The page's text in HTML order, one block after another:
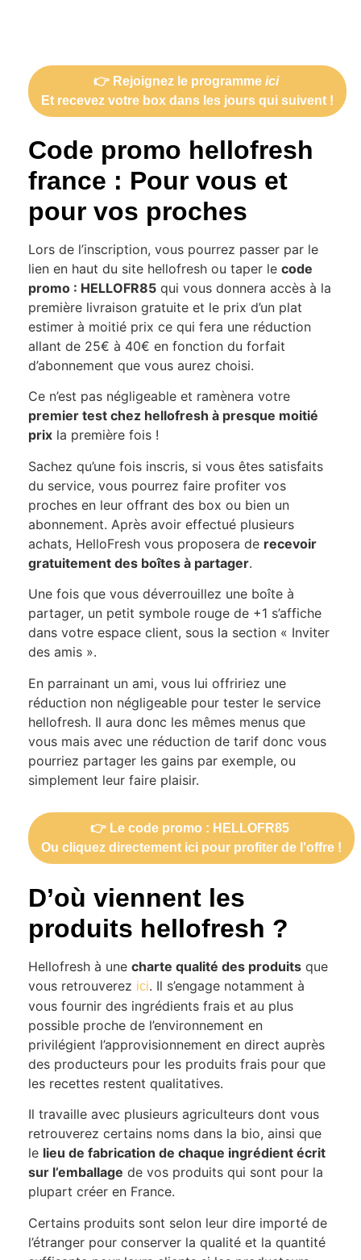
👉 Rejoignez le programme ici
Et recevez votre box dans les jours qui suivent !
Code promo hellofresh
france : Pour vous et
pour vos proches
Lors de l’inscription, vous pourrez passer par le
lien en haut du site hellofresh ou taper le code
promo : HELLOFR85 qui vous donnera accès à la
première livraison gratuite et le prix d’un plat
estimer à moitié prix ce qui fera une réduction
allant de 25€ à 40€ en fonction du forfait
d’abonnement que vous aurez choisi.
Ce n’est pas négligeable et ramènera votre
premier test chez hellofresh à presque moitié
prix la première fois !
Sachez qu’une fois inscris, si vous êtes satisfaits
du service, vous pourrez faire profiter vos
proches en leur offrant des box ou bien un
abonnement. Après avoir effectué plusieurs
achats, HelloFresh vous proposera de recevoir
gratuitement des boîtes à partager.
Une fois que vous déverrouillez une boîte à
partager, un petit symbole rouge de +1 s’affiche
dans votre espace client, sous la section « Inviter
des amis ».
En parrainant un ami, vous lui offririez une
réduction non négligeable pour tester le service
hellofresh. Il aura donc les mêmes menus que
vous mais avec une réduction de tarif donc vous
pourriez partager les gains par exemple, ou
simplement leur faire plaisir.
👉 Le code promo : HELLOFR85
Ou cliquez directement ici pour profiter de l'offre !
D’où viennent les
produits hellofresh ?
Hellofresh à une charte qualité des produits que
vous retrouverez ici. Il s’engage notamment à
vous fournir des ingrédients frais et au plus
possible proche de l’environnement en
privilégient l’approvisionnement en direct auprès
des producteurs pour les produits frais pour que
les recettes restent qualitatives.
Il travaille avec plusieurs agriculteurs dont vous
retrouverez certains noms dans la bio, ainsi que
le lieu de fabrication de chaque ingrédient écrit
sur l’emballage de vos produits qui sont pour la
plupart créer en France.
Certains produits sont selon leur dire importé de
l’étranger pour conserver la qualité et la quantité